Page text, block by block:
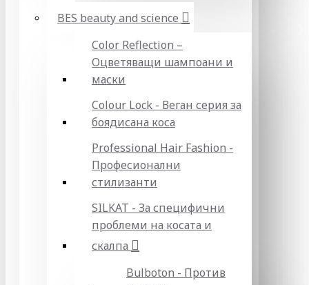
BES beauty and science
Color Reflection –
Оцветяващи шампоани и
маски
Colour Lock - Веган серия за
боядисана коса
Professional Hair Fashion -
Професионални
стилизанти
SILKAT - За специфични
проблеми на косата и
скалпа
Bulboton - Против